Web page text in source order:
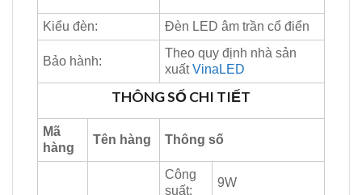
Kiểu đèn: Đèn LED âm trần cổ điển
Bảo hành:
Theo quy định nhà sản
xuấtVinaLED
THÔNG SỐ CHI TIẾT
Mã
hàng
Tên hàng Thông số
Công
suất:
9W